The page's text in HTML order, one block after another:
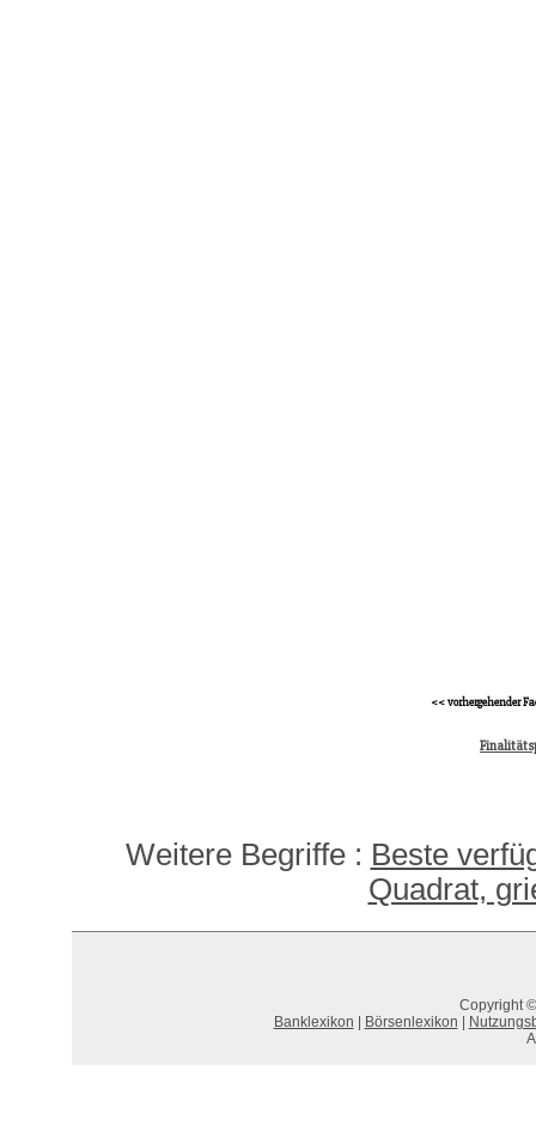
<< vorhergehender
Weitere Begriffe : Beste
Quadrat,
Copyright
Banklexikon
Börsenlexikon